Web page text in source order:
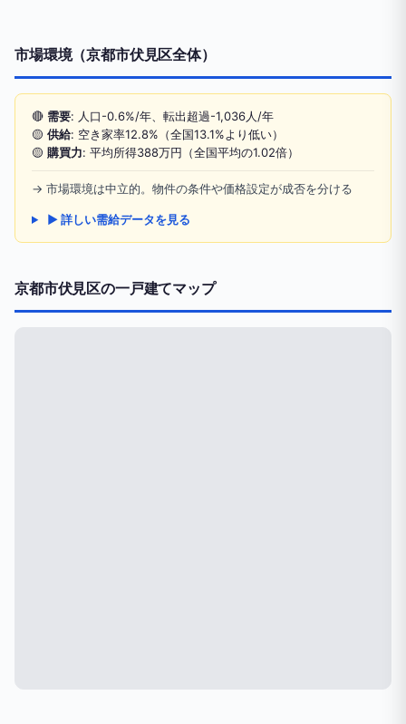
市場環境（京都市伏見区全体）
🔴 需要: 人口-0.6%/年、転出超過-1,036人/年
🟡 供給: 空き家率12.8%（全国13.1%より低い）
🟡 購買力: 平均所得388万円（全国平均の1.02倍）
→ 市場環境は中立的。物件の条件や価格設定が成否を分ける
▶ 詳しい需給データを見る
京都市伏見区の一戸建てマップ